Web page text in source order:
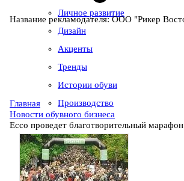
Личное развитие
Дизайн
Акценты
Тренды
Истории обуви
Производство
Название рекламодателя: ООО "Рикер
Главная
Новости обувного бизнеса
Ecco проведет благотворительный марафон